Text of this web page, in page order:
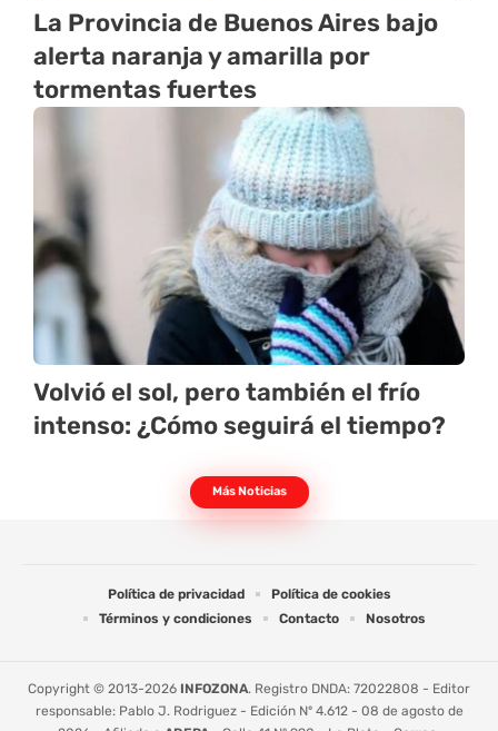
La Provincia de Buenos Aires bajo
alerta naranja y amarilla por
tormentas fuertes
Volvió el sol, pero también el frío
intenso: ¿Cómo seguirá el tiempo?
Más Noticias
Política de privacidad
Política de cookies
Términos y condiciones
Contacto Nosotros
Copyright © 2013-2026 INFOZONA. Registro DNDA: 72022808 - Editor
responsable: Pablo J. Rodriguez - Edición Nº 4.612 - 08 de agosto de